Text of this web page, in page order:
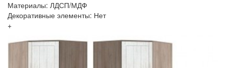
Материалы: ЛДСП/МДФ
Декоративные элементы: Нет
+